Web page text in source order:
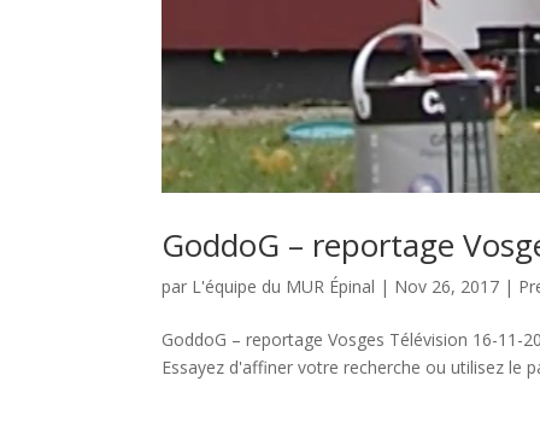
GoddoG – reportage
par L'équipe du MUR Épinal | Nov 26, 2017 |
GoddoG – reportage Vosges Télévision 16-11-
Essayez d'affiner votre recherche ou utilisez le